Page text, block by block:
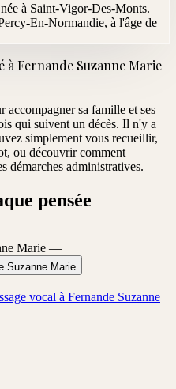
à Saint-Vigor-Des-Monts.
En-Normandie, à l'âge de
à Fernande Suzanne Marie
accompagner sa famille et ses
qui suivent un décès. Il n'y a
simplement vous recueillir,
ou découvrir comment
démarches administratives.
pensée
Marie —
Suzanne Marie
vocal à Fernande Suzanne